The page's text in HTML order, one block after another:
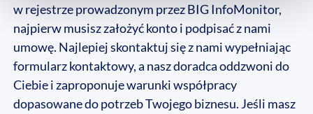
w rejestrze prowadzonym przez BIG InfoMonitor,
najpierw musisz założyć konto i podpisać z nami
umowę. Najlepiej skontaktuj się z nami wypełniając
formularz kontaktowy, a nasz doradca oddzwoni do
Ciebie i zaproponuje warunki współpracy
dopasowane do potrzeb Twojego biznesu. Jeśli masz